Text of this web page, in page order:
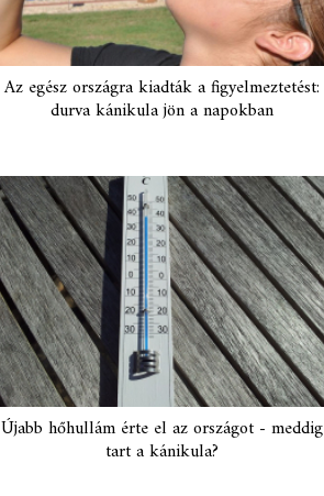
Az egész országra kiadták a figyelmeztetést:
durva kánikula jön a napokban
Újabb hőhullám érte el az országot - meddig
tart a kánikula?